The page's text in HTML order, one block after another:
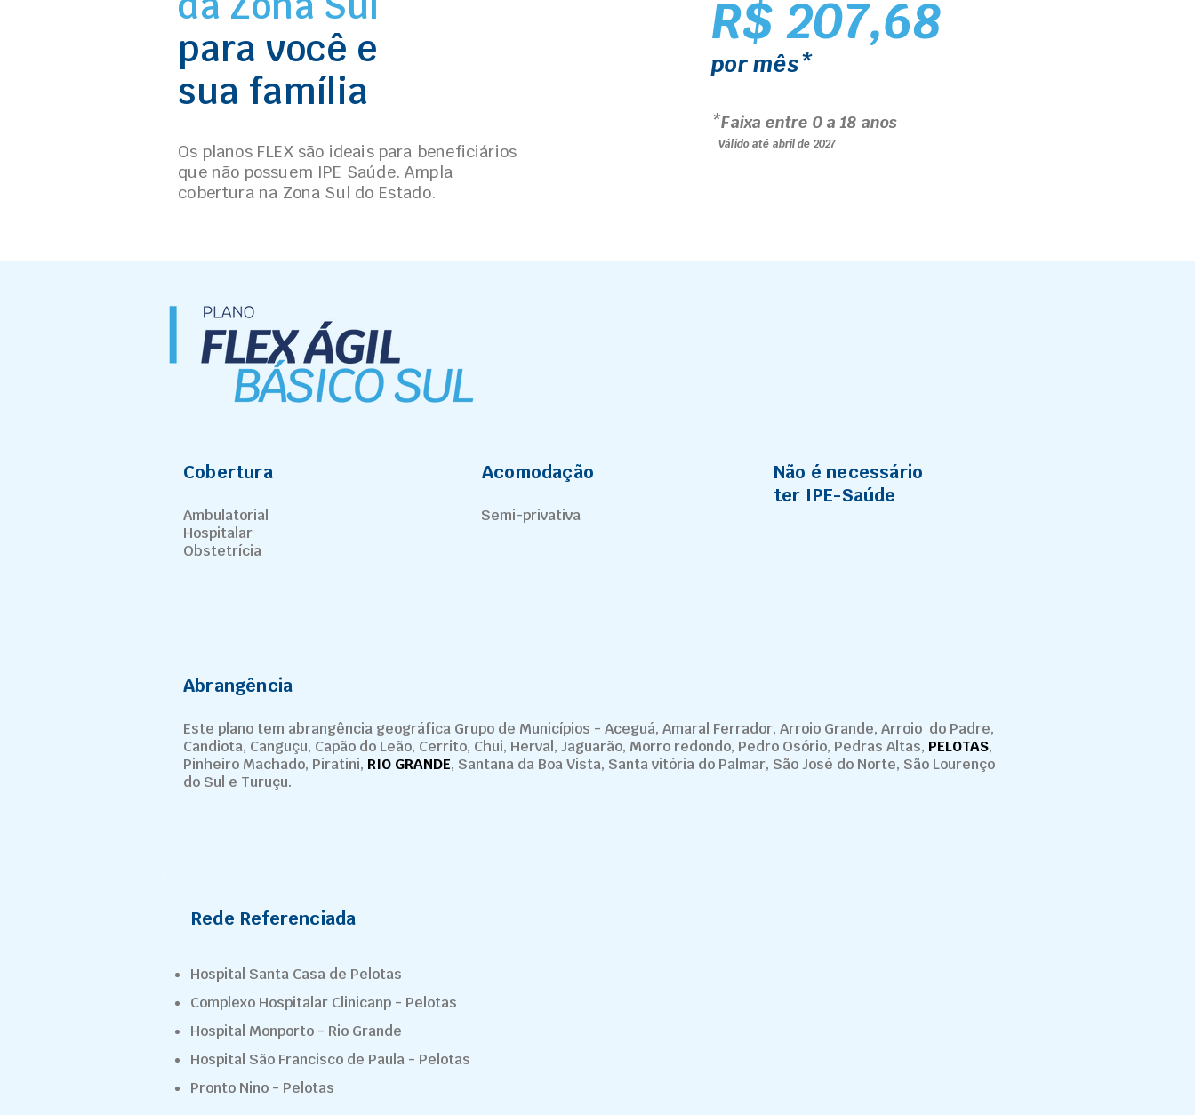
para você e
sua família
Os planos FLEX são ideais para beneficiários
que não possuem IPE Saúde. Ampla
cobertura na Zona Sul do Estado.
R$ 207,68
por mês*
*Faixa entre 0 a 18 anos
Válido até abril de 2027
Cobertura
Ambulatorial
Hospitalar
Obstetrícia
Acomodação
Semi-privativa
Não é necessário
ter IPE-Saúde
Abrangência
Este plano tem abrangência geográfica Grupo de Municípios - Aceguá, Amaral Ferrador, Arroio Grande, Arroio do Padre,
Candiota, Canguçu, Capão do Leão, Cerrito, Chui, Herval, Jaguarão, Morro redondo, Pedro Osório, Pedras Altas, PELOTAS,
Pinheiro Machado, Piratini, RIO GRANDE, Santana da Boa Vista, Santa vitória do Palmar, São José do Norte, São Lourenço
do Sul e Turuçu.
Rede Referenciada
Hospital Santa Casa de Pelotas
Complexo Hospitalar Clinicanp - Pelotas
Hospital Monporto - Rio Grande
Hospital São Francisco de Paula - Pelotas
Pronto Nino - Pelotas